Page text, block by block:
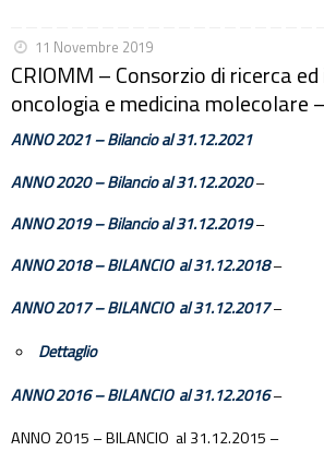
11 Novembre 2019
CRIOMM – Consorzio di ricerca
oncologia e medicina molecolare
ANNO 2021 – Bilancio al 31.12.2021
ANNO 2020 – Bilancio al 31.12.2020–
ANNO 2019 – Bilancio al 31.12.2019–
ANNO 2018 – BILANCIO al 31.12.2018–
ANNO 2017 – BILANCIO al 31.12.2017–
Dettaglio
ANNO 2016 – BILANCIO al 31.12.2016–
ANNO 2015 – BILANCIO al 31.12.2015 –